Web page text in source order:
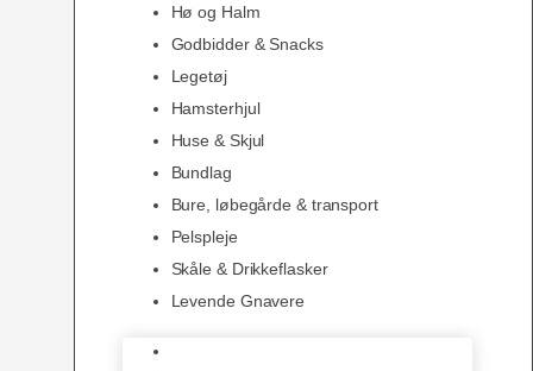
Hø og Halm
Godbidder & Snacks
Legetøj
Hamsterhjul
Huse & Skjul
Bundlag
Bure, løbegårde & transport
Pelspleje
Skåle & Drikkeflasker
Levende Gnavere